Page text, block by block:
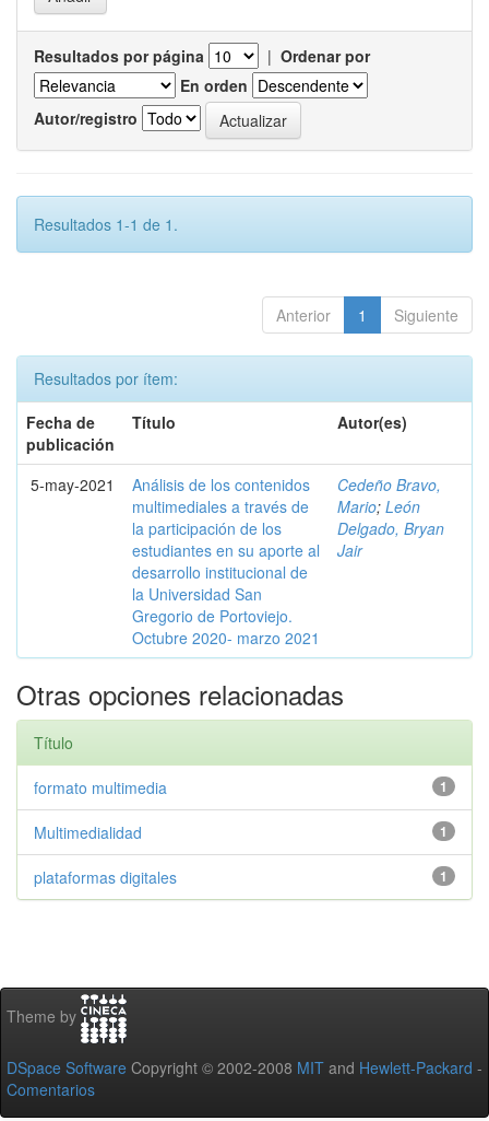
Resultados por página | Ordenar por
En orden
Autor/registro
Resultados 1-1 de 1.
Anterior 1 Siguiente
Resultados por ítem:
Fecha de
publicación
Título Autor(es)
5-may-2021
Análisis de los contenidos
multimediales a través de
la participación de los
estudiantes en su aporte al
desarrollo institucional de
la Universidad San
Gregorio de Portoviejo.
Octubre 2020- marzo 2021
Cedeño Bravo,
Mario; León
Delgado, Bryan
Jair
Otras opciones relacionadas
Título
1
formato multimedia
1
Multimedialidad
1
plataformas digitales
Theme by
DSpace Software Copyright © 2002-2008 MIT and Hewlett-Packard -
Comentarios